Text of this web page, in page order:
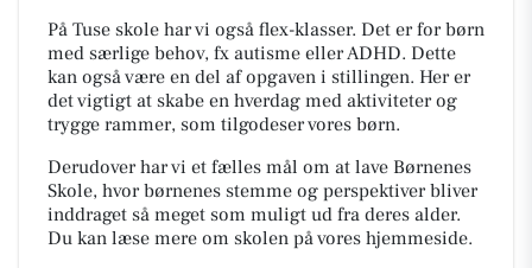
På Tuse skole har vi også flex-klasser. Det er for børn
med særlige behov, fx autisme eller ADHD. Dette
kan også være en del af opgaven i stillingen. Her er
det vigtigt at skabe en hverdag med aktiviteter og
trygge rammer, som tilgodeser vores børn.
Derudover har vi et fælles mål om at lave Børnenes
Skole, hvor børnenes stemme og perspektiver bliver
inddraget så meget som muligt ud fra deres alder.
Du kan læse mere om skolen på vores hjemmeside.